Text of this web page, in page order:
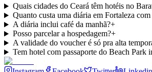
Quais cidades do Ceará têm hotéis no
Quanto custa uma diária em Fortaleza com
A diária inclui café da manhã?+
Posso parcelar a hospedagem?+
A validade do voucher é só pra alta
Tem hotel com passaporte do Beach Park